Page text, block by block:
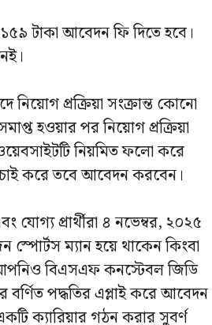
টাকা আবেদন ফি দিতে হবে।
প্রক্রিয়া সংক্রান্ত কোনো
হওয়ার পর নিয়োগ প্রক্রিয়া
নিয়মিত ফলো করে
করে তবে আবেদন করবেন।
প্রার্থীরা ৪ নভেম্বর, ২০২৫
ম্যান হয়ে থাকেন কিংবা
আপনিও বিএসএফ কনস্টেবল জিডি
পদ্ধতির এপ্লাই করে আবেদন
ক্যারিয়ার গঠন করার সুবর্ণ